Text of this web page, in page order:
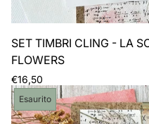
SET TIMBRI CLING - LA
FLOWERS
Prezzo
normale
€16,50
Etichetta
del
prodotto:
Esaurito